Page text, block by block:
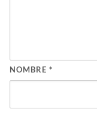
NOMBRE *